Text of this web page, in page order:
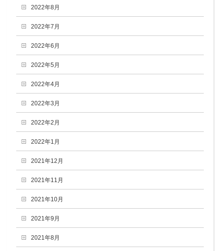
2022年8月
2022年7月
2022年6月
2022年5月
2022年4月
2022年3月
2022年2月
2022年1月
2021年12月
2021年11月
2021年10月
2021年9月
2021年8月